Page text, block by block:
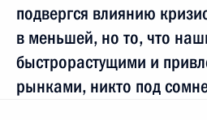
подвергся влиянию
в меньшей, но то, что
быстрорастущими и
рынками, никто под